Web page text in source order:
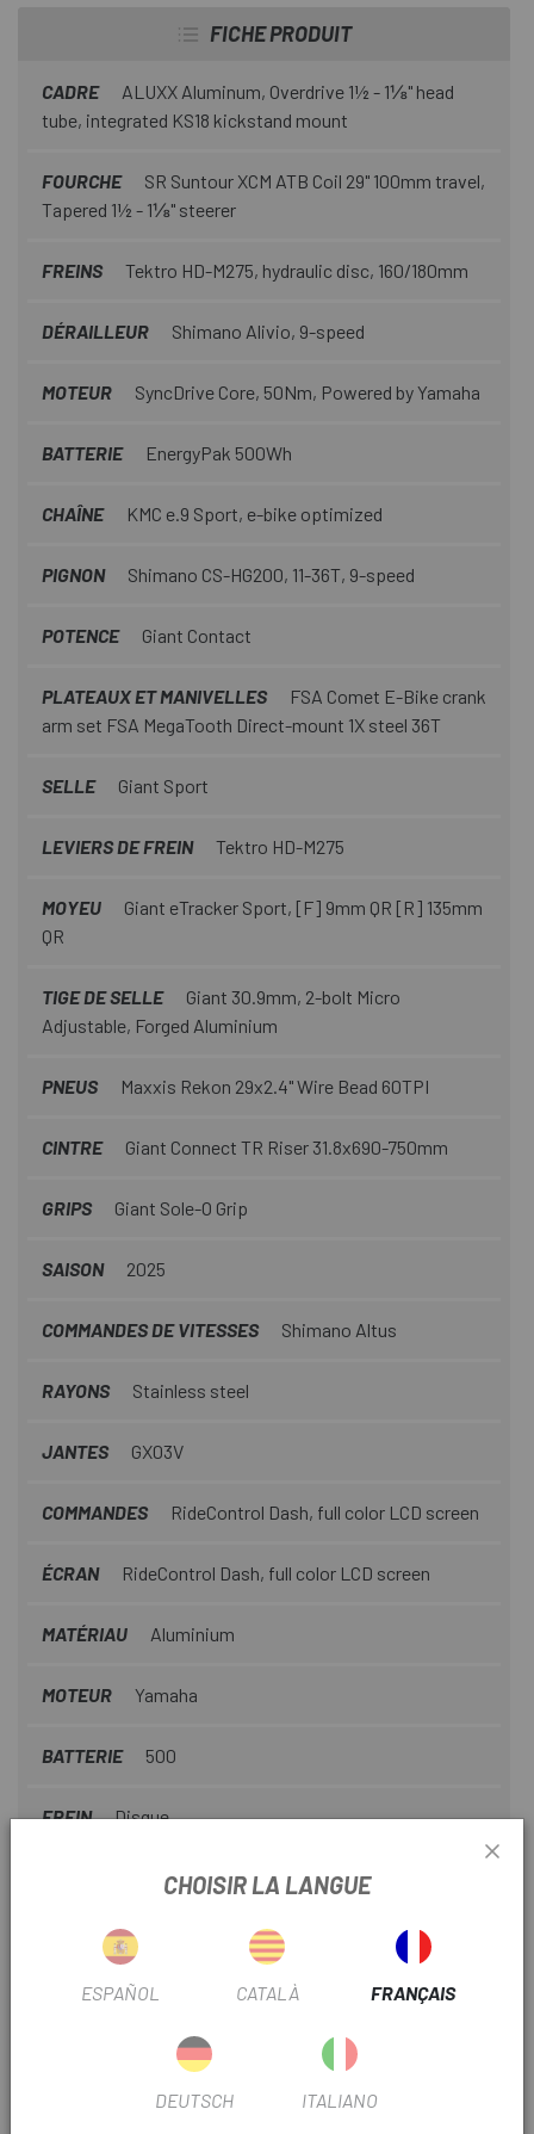
FICHE PRODUIT
CADRE
ALUXX Aluminum, Overdrive 1½ - 1⅛" head
tube, integrated KS18 kickstand mount
FOURCHE
SR Suntour XCM ATB Coil 29" 100mm travel,
Tapered 1½ - 1⅛" steerer
FREINS Tektro HD-M275, hydraulic disc, 160/180mm
DÉRAILLEUR Shimano Alivio, 9-speed
MOTEUR SyncDrive Core, 50Nm, Powered by Yamaha
BATTERIE EnergyPak 500Wh
CHAÎNE KMC e.9 Sport, e-bike optimized
PIGNON Shimano CS-HG200, 11-36T, 9-speed
POTENCE Giant Contact
PLATEAUX ET MANIVELLES
FSA Comet E-Bike crank
arm set FSA MegaTooth Direct-mount 1X steel 36T
SELLE Giant Sport
LEVIERS DE FREIN Tektro HD-M275
MOYEU
Giant eTracker Sport, [F] 9mm QR [R] 135mm
QR
TIGE DE SELLE
Giant 30.9mm, 2-bolt Micro
Adjustable, Forged Aluminium
PNEUS Maxxis Rekon 29x2.4" Wire Bead 60TPI
CINTRE Giant Connect TR Riser 31.8x690-750mm
GRIPS Giant Sole-O Grip
SAISON 2025
COMMANDES DE VITESSES Shimano Altus
RAYONS Stainless steel
JANTES GX03V
COMMANDES RideControl Dash, full color LCD screen
ÉCRAN RideControl Dash, full color LCD screen
MATÉRIAU Aluminium
MOTEUR Yamaha
BATTERIE 500
FREIN Disque
29"
Rally
Nº PIÑONES 9V
CHOISIR LA LANGUE
ESPAÑOL CATALÀ FRANÇAIS
DEUTSCH ITALIANO